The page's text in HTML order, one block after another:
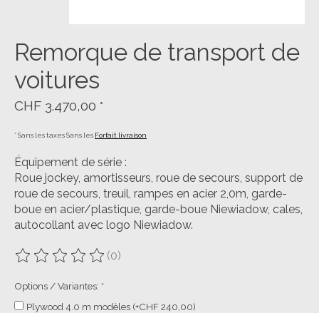
Remorque de transport de
voitures
CHF 3.470,00 *
* Sans les taxes Sans les Forfait livraison
Équipement de série :
Roue jockey, amortisseurs, roue de secours, support de
roue de secours, treuil, rampes en acier 2,0m, garde-
boue en acier/plastique, garde-boue Niewiadow, cales,
autocollant avec logo Niewiadow.
Ce produit est évalué à
(0)
Options / Variantes: *
Plywood 4.0 m modèles (+CHF 240,00)